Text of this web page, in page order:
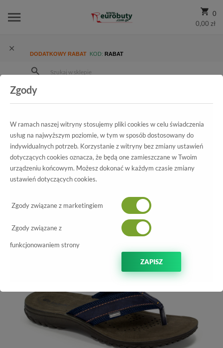
0
0,00 zł
DODATKOWY RABAT KOD: RABAT
Męskie
Klapki Klapki Inblu FN000079 Granatowy
Wszystkie produkty
Klapki Inblu
FN000079 Granatowy
Zgody
W ramach naszej witryny stosujemy pliki cookies w celu świadczenia
usług na najwyższym poziomie, w tym w sposób dostosowany do
indywidualnych potrzeb. Korzystanie z witryny bez zmiany ustawień
dotyczących cookies oznacza, że będą one zamieszczane w Twoim
urządzeniu końcowym. Możesz dokonać w każdym czasie zmiany
ustawień dotyczących cookies.
Zgody związane z marketingiem
Zgody związane z
funkcjonowaniem strony
ZAPISZ